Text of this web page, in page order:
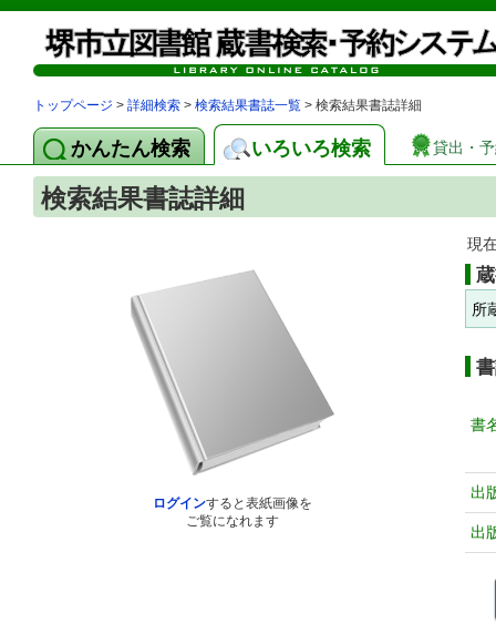
トップページ > 詳細検索 > 検索結果書誌一覧 > 検索結果書誌詳細
かんたん検索 いろいろ検索 貸出・
検索結果書誌詳細
ログインすると表紙画像を
ご覧になれます
現
所
書
出
出